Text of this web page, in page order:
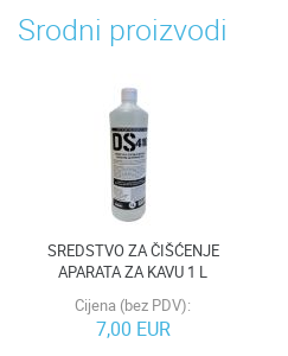
Srodni proizvodi
SREDSTVO ZA ČIŠĆENJE
APARATA ZA KAVU 1 L
Cijena (bez PDV):
7,00 EUR